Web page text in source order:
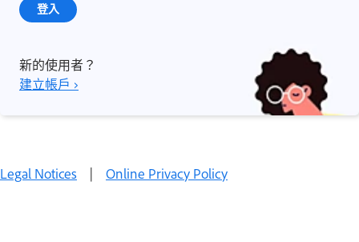
登入
新的使用者？
建立帳戶 ›
Legal Notices | Online Privacy Policy